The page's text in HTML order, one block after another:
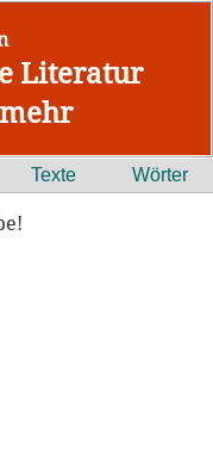
Literatur
Texte Wörter